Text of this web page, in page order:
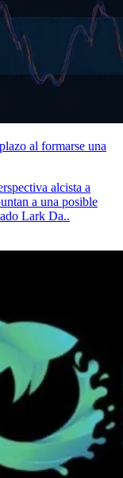
al formarse una
alcista a
a una posible
Lark Da..